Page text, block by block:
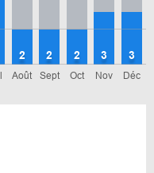
Août
2
Sept
2
Oct
2
Nov
3
Déc
3